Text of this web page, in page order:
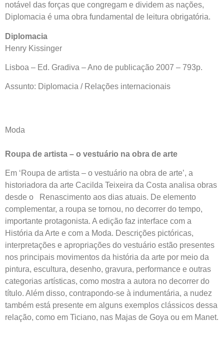
notável das forças que congregam e dividem as nações,
Diplomacia é uma obra fundamental de leitura obrigatória.
Diplomacia
Henry Kissinger
Lisboa – Ed. Gradiva – Ano de publicação 2007 – 793p.
Assunto: Diplomacia / Relações internacionais
Moda
Roupa de artista – o vestuário na obra de arte
Em ‘Roupa de artista – o vestuário na obra de arte’, a
historiadora da arte Cacilda Teixeira da Costa analisa obras
desde o Renascimento aos dias atuais. De elemento
complementar, a roupa se tornou, no decorrer do tempo,
importante protagonista. A edição faz interface com a
História da Arte e com a Moda. Descrições pictóricas,
interpretações e apropriações do vestuário estão presentes
nos principais movimentos da história da arte por meio da
pintura, escultura, desenho, gravura, performance e outras
categorias artísticas, como mostra a autora no decorrer do
título. Além disso, contrapondo-se à indumentária, a nudez
também está presente em alguns exemplos clássicos dessa
relação, como em Ticiano, nas Majas de Goya ou em Manet.